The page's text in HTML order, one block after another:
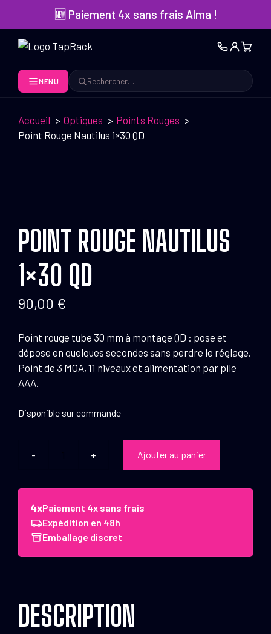
contenu
🆕 Paiement 4x sans frais Alma !
MENU
Rechercher
Accueil Optiques
Points Rouges
Point Rouge Nautilus 1×30 QD
POINT ROUGE NAUTILUS
1×30 QD
90,00 €
Point rouge tube 30 mm à montage QD : pose et
dépose en quelques secondes sans perdre le réglage.
Point de 3 MOA, 11 niveaux et alimentation par pile
AAA.
Disponible sur commande
quantité
Point
Rouge
Nautilus
1x30
Ajouter au panier
Paiement 4x sans frais
Expédition en 48h
Emballage discret
DESCRIPTION